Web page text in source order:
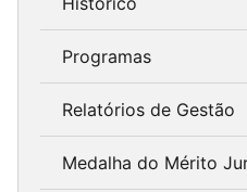
Programas
Relatórios de Gestão
Medalha do Mérito